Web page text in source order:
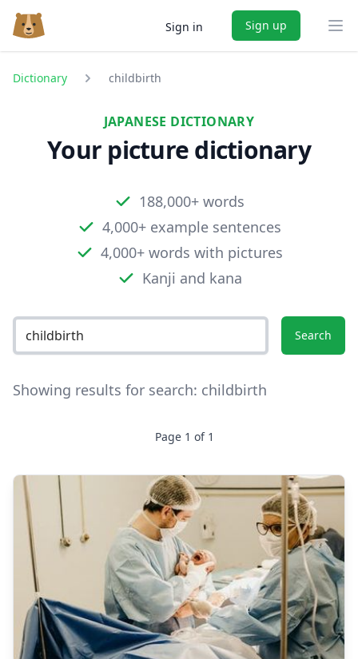
Sign in Sign up
Dictionary childbirth
JAPANESE DICTIONARY
Your picture dictionary
188,000+ words
4,000+ example sentences
4,000+ words with pictures
Kanji and kana
Search
Showing results for search: childbirth
Page 1 of 1
出
産
し
ゅっさん